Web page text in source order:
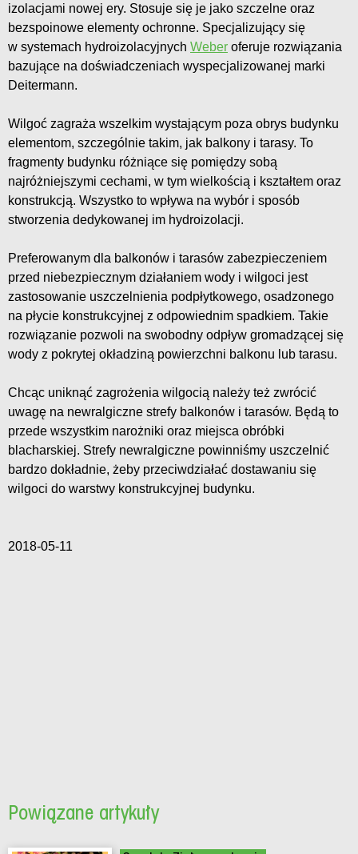
izolacjami nowej ery. Stosuje się je jako szczelne oraz
bezspoinowe elementy ochronne. Specjalizujący się
w systemach hydroizolacyjnych Weber oferuje rozwiązania
bazujące na doświadczeniach wyspecjalizowanej marki
Deitermann.
Wilgoć zagraża wszelkim wystającym poza obrys budynku
elementom, szczególnie takim, jak balkony i tarasy. To
fragmenty budynku różniące się pomiędzy sobą
najróżniejszymi cechami, w tym wielkością i kształtem oraz
konstrukcją. Wszystko to wpływa na wybór i sposób
stworzenia dedykowanej im hydroizolacji.
Preferowanym dla balkonów i tarasów zabezpieczeniem
przed niebezpiecznym działaniem wody i wilgoci jest
zastosowanie uszczelnienia podpłytkowego, osadzonego
na płycie konstrukcyjnej z odpowiednim spadkiem. Takie
rozwiązanie pozwoli na swobodny odpływ gromadzącej się
wody z pokrytej okładziną powierzchni balkonu lub tarasu.
Chcąc uniknąć zagrożenia wilgocią należy też zwrócić
uwagę na newralgiczne strefy balkonów i tarasów. Będą to
przede wszystkim narożniki oraz miejsca obróbki
blacharskiej. Strefy newralgiczne powinniśmy uszczelnić
bardzo dokładnie, żeby przeciwdziałać dostawaniu się
wilgoci do warstwy konstrukcyjnej budynku.
2018-05-11
Powiązane artykuły